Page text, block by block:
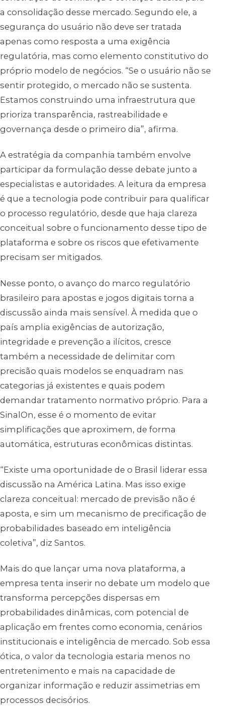
a consolidação desse mercado. Segundo ele, a
segurança do usuário não deve ser tratada
apenas como resposta a uma exigência
regulatória, mas como elemento constitutivo do
próprio modelo de negócios. “Se o usuário não se
sentir protegido, o mercado não se sustenta.
Estamos construindo uma infraestrutura que
prioriza transparência, rastreabilidade e
governança desde o primeiro dia”, afirma.
A estratégia da companhia também envolve
participar da formulação desse debate junto a
especialistas e autoridades. A leitura da empresa
é que a tecnologia pode contribuir para qualificar
o processo regulatório, desde que haja clareza
conceitual sobre o funcionamento desse tipo de
plataforma e sobre os riscos que efetivamente
precisam ser mitigados.
Nesse ponto, o avanço do marco regulatório
brasileiro para apostas e jogos digitais torna a
discussão ainda mais sensível. À medida que o
país amplia exigências de autorização,
integridade e prevenção a ilícitos, cresce
também a necessidade de delimitar com
precisão quais modelos se enquadram nas
categorias já existentes e quais podem
demandar tratamento normativo próprio. Para a
SinalOn, esse é o momento de evitar
simplificações que aproximem, de forma
automática, estruturas econômicas distintas.
“Existe uma oportunidade de o Brasil liderar essa
discussão na América Latina. Mas isso exige
clareza conceitual: mercado de previsão não é
aposta, e sim um mecanismo de precificação de
probabilidades baseado em inteligência
coletiva”, diz Santos.
Mais do que lançar uma nova plataforma, a
empresa tenta inserir no debate um modelo que
transforma percepções dispersas em
probabilidades dinâmicas, com potencial de
aplicação em frentes como economia, cenários
institucionais e inteligência de mercado. Sob essa
ótica, o valor da tecnologia estaria menos no
entretenimento e mais na capacidade de
organizar informação e reduzir assimetrias em
processos decisórios.